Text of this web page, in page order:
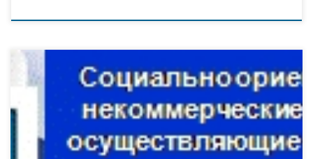
Понятие «социально ориентированные некоммерческие организации» введено
Федеральным законом от 05.04.2010 г. № 40-ФЗ «О внесении изменений в
отдельные законодательные акты Российской Федерации по вопросу поддержки